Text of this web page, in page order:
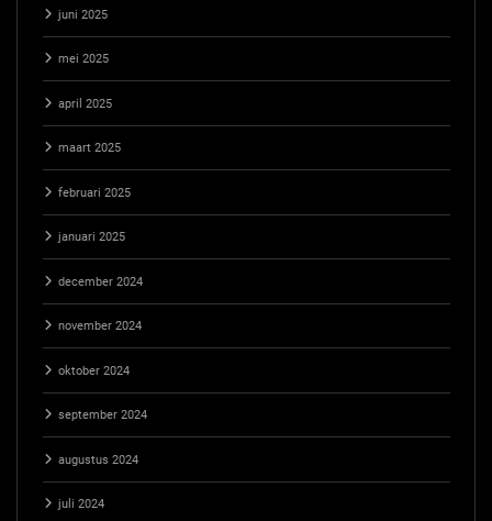
juni 2025
mei 2025
april 2025
maart 2025
februari 2025
januari 2025
december 2024
november 2024
oktober 2024
september 2024
augustus 2024
juli 2024